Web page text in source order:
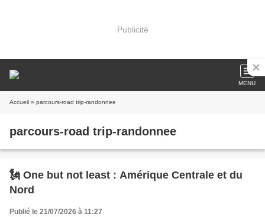
Publicité
MENU
Accueil » parcours-road trip-randonnee
parcours-road trip-randonnee
🗽 One but not least : Amérique Centrale et du
Nord
Publié le 21/07/2026 à 11:27